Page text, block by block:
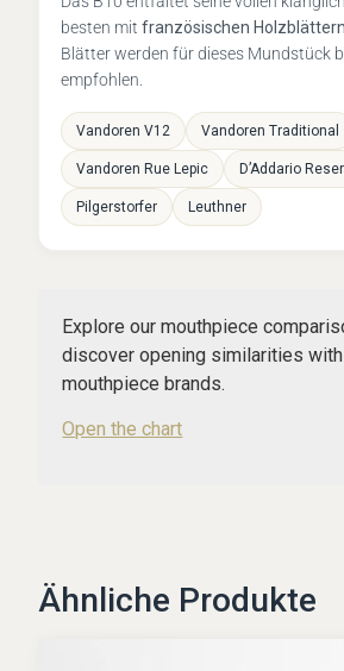
besten mitfranzösischen Holzblättern
Blätter werden für dieses Mundstück
empfohlen.
Vandoren V12 Vandoren Traditional
Vandoren Rue Lepic D’Addario
Pilgerstorfer Leuthner
Explore our mouthpiece
discover opening similarities
mouthpiece brands.
Open the chart
Ähnliche Produkte